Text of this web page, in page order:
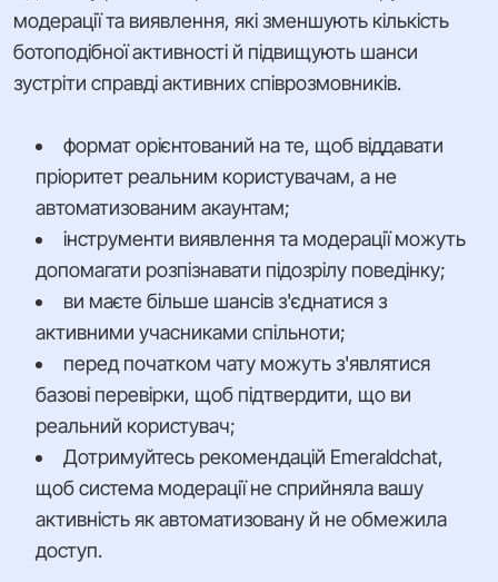
модерації та виявлення, які зменшують кількість
ботоподібної активності й підвищують шанси
зустріти справді активних співрозмовників.
формат орієнтований на те, щоб віддавати
пріоритет реальним користувачам, а не
автоматизованим акаунтам;
інструменти виявлення та модерації можуть
допомагати розпізнавати підозрілу поведінку;
ви маєте більше шансів з'єднатися з
активними учасниками спільноти;
перед початком чату можуть з'являтися
базові перевірки, щоб підтвердити, що ви
реальний користувач;
Дотримуйтесь рекомендацій Emeraldchat,
щоб система модерації не сприйняла вашу
активність як автоматизовану й не обмежила
доступ.